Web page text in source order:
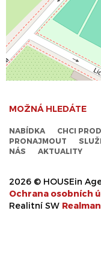
MOŽNÁ HLEDÁTE
NABÍDKA CHCI
PRONAJMOUT
NÁS
AKTUALITY
2026 © HOUSEin
Ochrana osobních
Realitní SW Real man